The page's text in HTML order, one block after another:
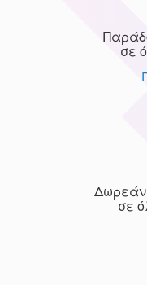
σε
Δωρεάν
σε